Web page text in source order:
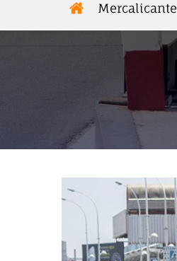
Mercalicante